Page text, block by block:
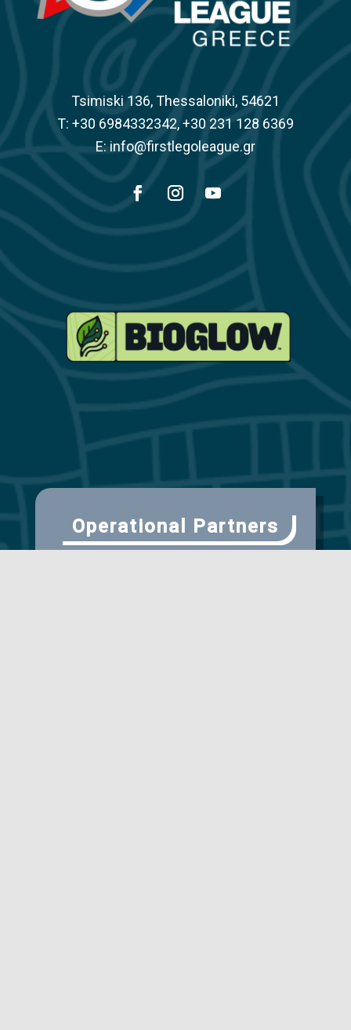
Tsimiski 136, Thessaloniki, 54621
Τ: +30 6984332342, +30 231 128 6369
E: info@firstlegoleague.gr
Operational Partners